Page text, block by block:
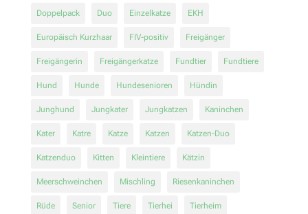
Doppelpack Duo Einzelkatze EKH
Europäisch Kurzhaar FIV-positiv Freigänger
Freigängerin Freigängerkatze Fundtier Fundtiere
Hund Hunde Hundesenioren Hündin
Junghund Jungkater Jungkatzen Kaninchen
Kater Katre Katze Katzen Katzen-Duo
Katzenduo Kitten Kleintiere Kätzin
Meerschweinchen Mischling Riesenkaninchen
Rüde Senior Tiere Tierhei Tierheim